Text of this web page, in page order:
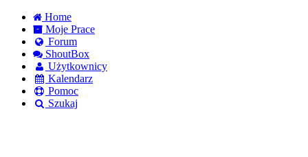
Home
Moje Prace
Forum
ShoutBox
Użytkownicy
Kalendarz
Pomoc
Szukaj